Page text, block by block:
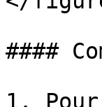
####
1.